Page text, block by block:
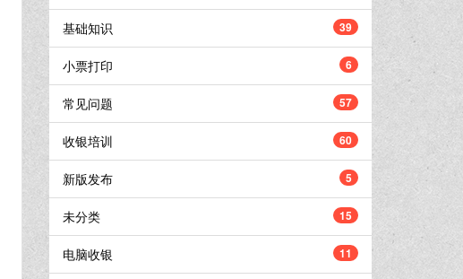
基础知识 39
小票打印 6
常见问题 57
收银培训 60
新版发布 5
未分类 15
电脑收银 11